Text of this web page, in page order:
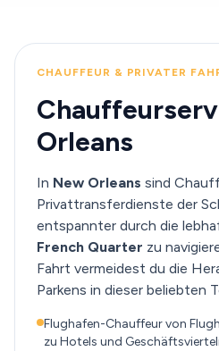
CHAUFFEUR & PRIVATER
Orleans
In New Orleans sind
Privattransferdienste der
entspannter durch die
French Quarter zu
Fahrt vermeidest du die
Parkens in dieser beliebten
Flughafen-Chauffeur von
zu Hotels und